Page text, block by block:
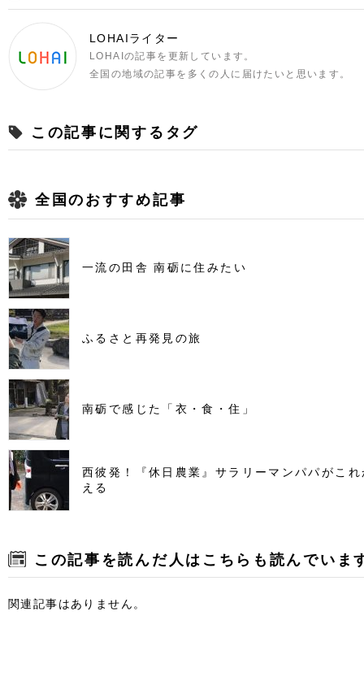
LOHAIライター
LOHAIの記事を更新しています。
全国の地域の記事を多くの人に届けたいと思います。
この記事に関するタグ
全国のおすすめ記事
一流の田舎 南砺に住みたい
ふるさと再発見の旅
南砺で感じた「衣・食・住」
西彼発！『休日農業』サラリーマンパパがこ
える
この記事を読んだ人はこちらも読んでいま
関連記事はありません。